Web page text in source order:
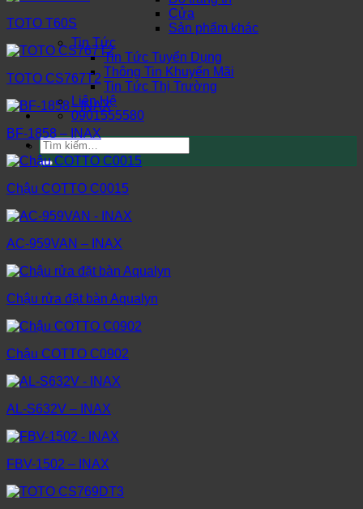
Cửa
Sản phẩm khác
Tin Tức
Tin Tức Tuyển Dụng
Thông Tin Khuyến Mãi
Tin Tức Thị Trường
Liên Hệ
0901555580
Tìm
kiếm:
TOTO T60S
TOTO CS767T2
BF-1858 – INAX
Chậu COTTO C0015
AC-959VAN – INAX
Chậu rửa đặt bàn Aqualyn
Chậu COTTO C0902
AL-S632V – INAX
FBV-1502 – INAX